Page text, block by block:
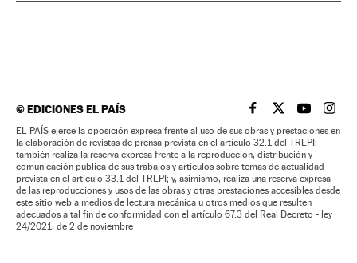
©EDICIONES EL PAÍS EL PAÍS BRASIL EN
EL PAÍSEL PAÍS
EL
EL PAÍS ejerce la oposición expresa frente al uso de sus obras y prestaciones en
la elaboración de revistas de prensa prevista en el artículo 32.1 del TRLPI;
también realiza la reserva expresa frente a la reproducción, distribución y
comunicación pública de sus trabajos y artículos sobre temas de actualidad
prevista en el artículo 33.1 del TRLPI; y, asimismo, realiza una reserva expresa
de las reproducciones y usos de las obras y otras prestaciones accesibles desde
este sitio web a medios de lectura mecánica u otros medios que resulten
adecuados a tal fin de conformidad con el artículo 67.3 del Real Decreto - ley
24/2021, de 2 de noviembre